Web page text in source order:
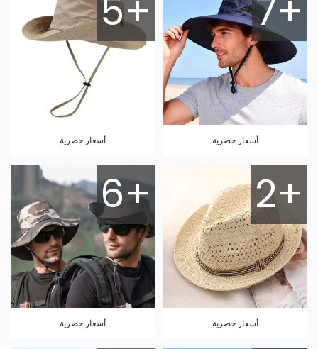
7+
أسعار حصرية
5+
أسعار حصرية
2+
أسعار حصرية
6+
أسعار حصرية